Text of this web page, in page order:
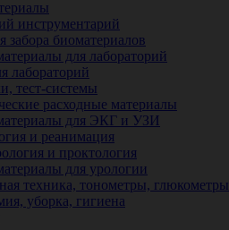
инструментарий
забора биоматериалов
для лабораторий
лабораторий
тест-системы
расходные материалы
для ЭКГ и УЗИ
и реанимация
и проктология
для урологии
техника, тонометры, глюкометры
уборка, гигиена